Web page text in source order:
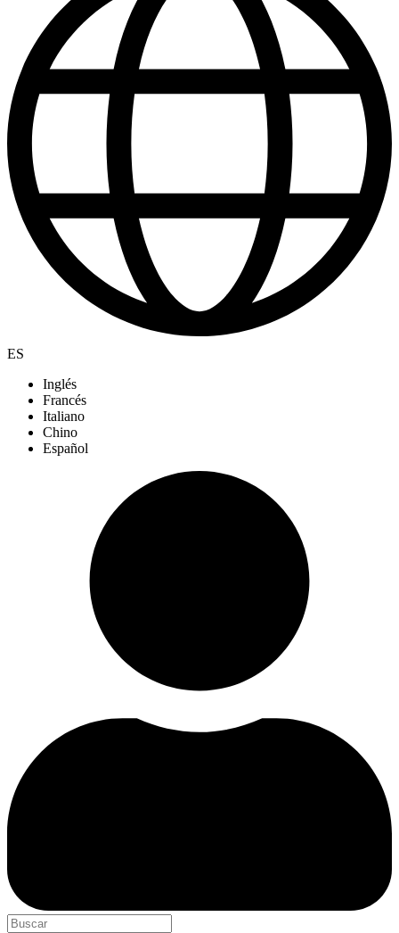
ES
Inglés
Francés
Italiano
Chino
Español